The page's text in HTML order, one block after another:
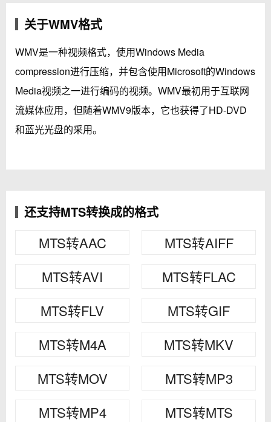
关于WMV格式
WMV是一种视频格式，使用Windows Media
compression进行压缩，并包含使用Microsoft的Windows
Media视频之一进行编码的视频。WMV最初用于互联网
流媒体应用，但随着WMV9版本，它也获得了HD-DVD
和蓝光光盘的采用。
还支持MTS转换成的格式
MTS转AAC
MTS转AIFF
MTS转AVI
MTS转FLAC
MTS转FLV
MTS转GIF
MTS转M4A
MTS转MKV
MTS转MOV
MTS转MP3
MTS转MP4
MTS转MTS